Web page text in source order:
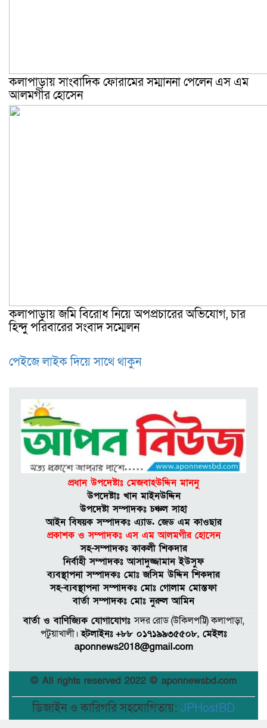
কলাপাড়ায় সাংবাদিক ফোরামের সম্মাননা পেলেন এস এম
আলমগীর হোসেন
কলাপাড়ায় জমি বিরোধ নিয়ে অপপ্রচারের অভিযোগ, চার
হিন্দু পরিবারের সংবাদ সম্মেলন
পেইজে লাইক দিয়ে সাথে থাকুন
প্রধান উপদেষ্টাঃ মেজবাহউদ্দিন মাননু
উপদেষ্টাঃ খান মাইনউদ্দিন
উপদেষ্টা সম্পাদকঃ চঞ্চল সাহা
আইন বিষয়ক সম্পাদকঃ এ্যাড. জেড এম কাওছার
প্রকাশক ও সম্পাদকঃ এস এম আলমগীর হােসেন
সহ-সম্পাদকঃ কাকলী শিকদার
নির্বাহী সম্পাদকঃ আসাদুজ্জামান ইউসুফ
ব্যবস্থাপনা সম্পাদকঃ মােঃ জসিম উদ্দিন শিকদার
সহ-ব্যবস্থাপনা সম্পাদকঃ মোঃ গোলাম মোস্তফা
বার্তা সম্পাদকঃ মােঃ নুরুল আমিন
বার্তা ও বাণিজ্যিক যোগাযোগঃসদর রােড (উকিলপট্টি) কলাপাড়া,
পটুয়াখালী।হটলাইনঃ +৮৮ ০১৭১৯৯৩৫৫০৮, মেইলঃ
aponnews2018@gmail.com
© All rights reserved 2022 © aponnewsbd.com
ডিজাইন ও কারিগরি সহযোগিতায়: JPHostBD